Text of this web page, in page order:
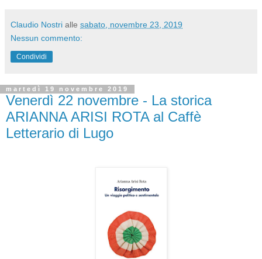
Claudio Nostri alle sabato, novembre 23, 2019
Nessun commento:
Condividi
martedì 19 novembre 2019
Venerdì 22 novembre - La storica
ARIANNA ARISI ROTA al Caffè
Letterario di Lugo